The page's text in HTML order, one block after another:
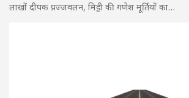
लाखों दीपक प्रज्जवलन, मिट्टी की गणेश मूर्तियों का…